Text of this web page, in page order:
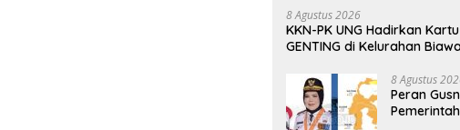
8 Agustus 2026
KKN-PK UNG Hadirkan
GENTING di Kelurahan
8 Agustus
Peran